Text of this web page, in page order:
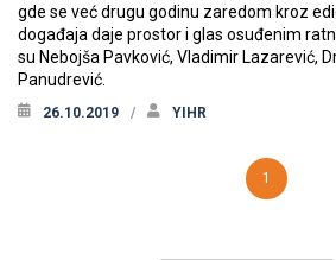
gde se već drugu godinu zaredom kroz
događaja daje prostor i glas osuđenim
su Nebojša Pavković, Vladimir Lazarević,
Panudrević.
26.10.2019 YIHR
1